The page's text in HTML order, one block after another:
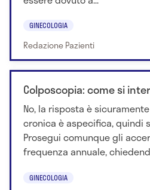
GINECOLOGIA
Redazione Pazienti
Colposcopia: come si
No, la risposta è
cronica è aspecifica, quindi
Prosegui comunque gli
frequenza annuale,
GINECOLOGIA